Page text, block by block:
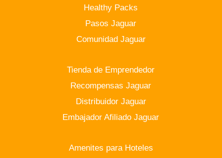
Healthy Packs
Pasos Jaguar
Comunidad Jaguar
Tienda de Emprendedor
Recompensas Jaguar
Distribuidor Jaguar
Embajador Afiliado Jaguar
Amenites para Hoteles